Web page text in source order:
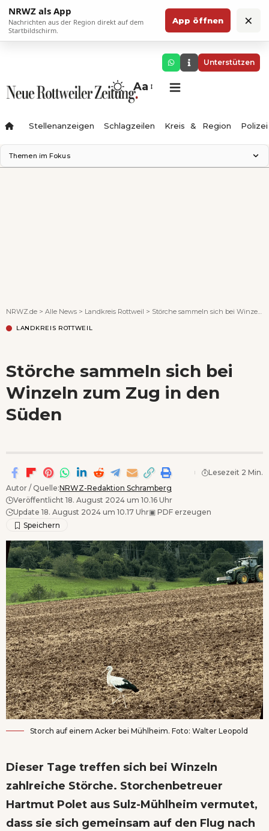
NRWZ als App
Nachrichten aus der Region direkt auf dem
Startbildschirm.
App öffnen ×
Unterstützen
Aa
Stellenanzeigen Schlagzeilen Kreis & Region Polizei
Themen im Fokus
NRWZ.de > Alle News > Landkreis Rottweil > Störche sammeln sich bei Winzeln zum Zug in den Süden
LANDKREIS ROTTWEIL
Störche sammeln sich bei
Winzeln zum Zug in den
Süden
Autor / Quelle:NRWZ-Redaktion Schramberg
Veröffentlicht 18. August 2024 um 10.16 Uhr
Update 18. August 2024 um 10.17 Uhr▣ PDF erzeugen
Lesezeit 2 Min.
Storch auf einem Acker bei Mühlheim. Foto: Walter Leopold
Dieser Tage treffen sich bei Winzeln
zahlreiche Störche. Storchenbetreuer
Hartmut Polet aus Sulz-Mühlheim vermutet,
dass sie sich gemeinsam auf den Flug nach